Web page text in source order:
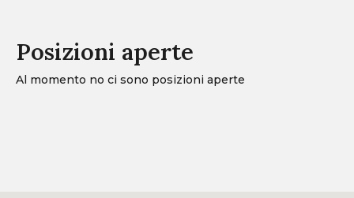
Posizioni aperte
Al momento no ci sono posizioni aperte